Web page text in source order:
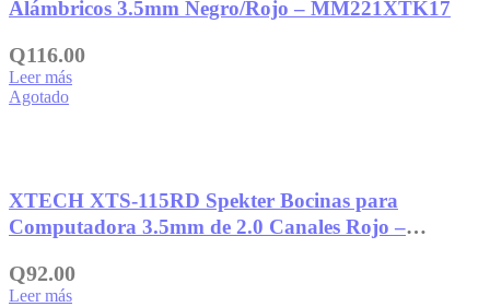
Alámbricos 3.5mm Negro/Rojo – MM221XTK17
Q116.00
Leer más
Agotado
XTECH XTS-115RD Spekter Bocinas para
Computadora 3.5mm de 2.0 Canales Rojo –
Q92.00
Leer más